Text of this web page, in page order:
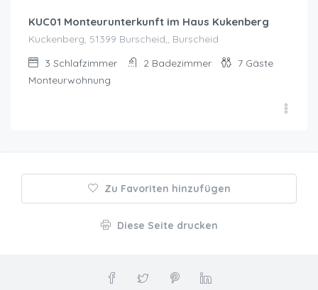
KUC01 Monteurunterkunft im Haus Kukenberg
Kuckenberg, 51399 Burscheid,, Burscheid
3 Schlafzimmer 2 Badezimmer 7 Gäste
Monteurwohnung
Zu Favoriten hinzufügen
Diese Seite drucken